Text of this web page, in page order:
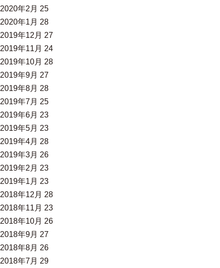
2020年2月 25
2020年1月 28
2019年12月 27
2019年11月 24
2019年10月 28
2019年9月 27
2019年8月 28
2019年7月 25
2019年6月 23
2019年5月 23
2019年4月 28
2019年3月 26
2019年2月 23
2019年1月 23
2018年12月 28
2018年11月 23
2018年10月 26
2018年9月 27
2018年8月 26
2018年7月 29